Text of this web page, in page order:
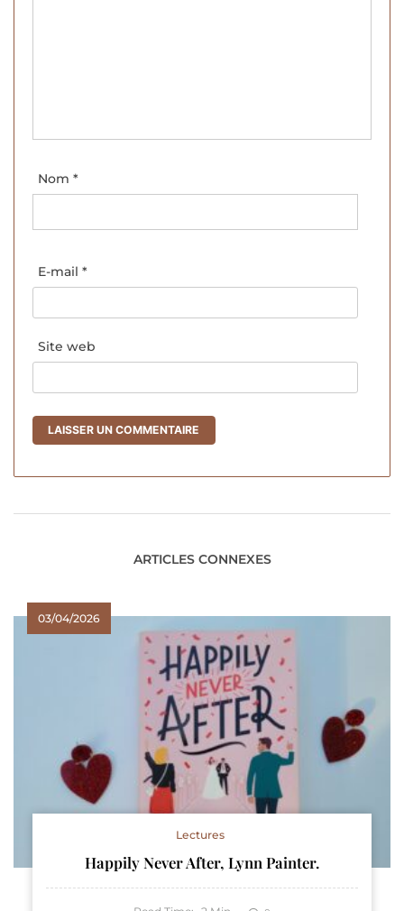
Nom *
E-mail *
Site web
ARTICLES CONNEXES
03/04/2026
Lectures
Happily Never After, Lynn Painter.